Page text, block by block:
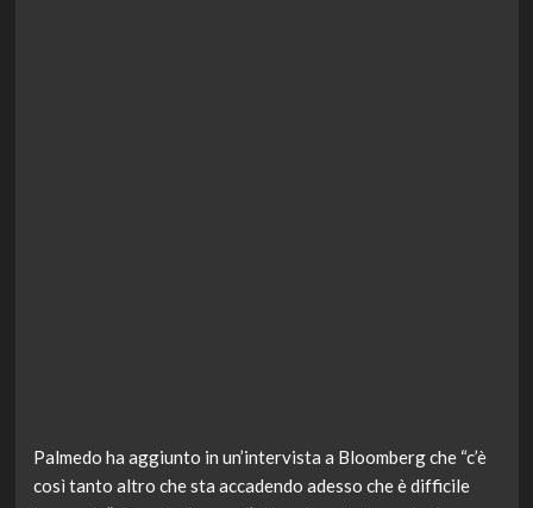
Palmedo ha aggiunto in un’intervista a Bloomberg che “c’è
così tanto altro che sta accadendo adesso che è difficile